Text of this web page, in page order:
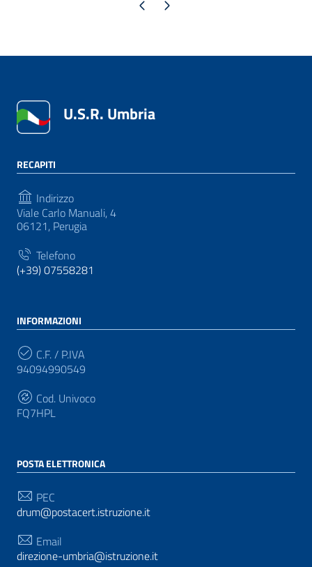
Pagina precedente
Pagina successiva
U.S.R. Umbria
RECAPITI
Indirizzo
Viale Carlo Manuali, 4
06121, Perugia
Telefono
(+39) 07558281
INFORMAZIONI
C.F. / P.IVA
94094990549
Cod. Univoco
FQ7HPL
POSTA ELETTRONICA
PEC
drum@postacert.istruzione.it
Email
direzione-umbria@istruzione.it